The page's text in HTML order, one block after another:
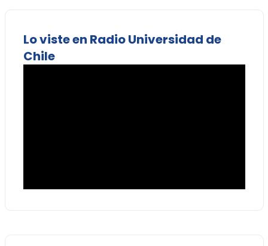
Lo viste en Radio Universidad de
Chile